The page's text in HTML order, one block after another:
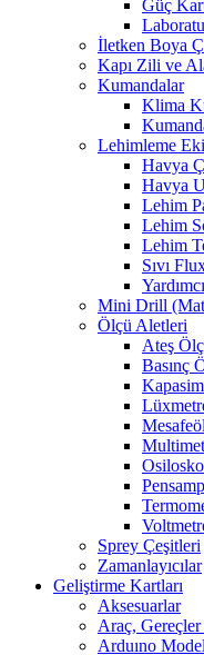
Güç
İletken Boya
Kapı Zili ve
Kumandalar
Klima
Lehimleme
Havya
Havya
Lehim
Lehim
Lehim
Sıvı
Mini Drill
Ölçü Aletleri
Ateş
Basınç
Sprey Çeşitleri
Zamanlayıcılar
Geliştirme Kartları
Aksesuarlar
Araç,
Arduıno